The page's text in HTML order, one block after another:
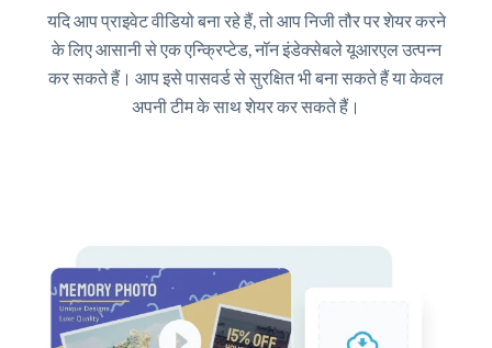
यदि आप प्राइवेट वीडियो बना रहे हैं, तो आप निजी तौर पर शेयर करने
के लिए आसानी से एक एन्क्रिप्टेड, नॉन इंडेक्सेबले यूआरएल उत्पन्न
कर सकते हैं। आप इसे पासवर्ड से सुरक्षित भी बना सकते हैं या केवल
अपनी टीम के साथ शेयर कर सकते हैं।